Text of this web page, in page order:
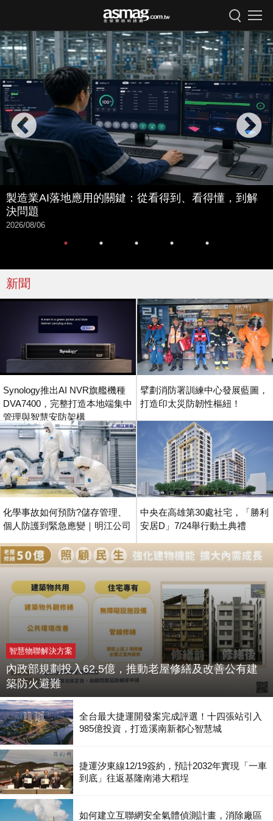
製造業AI落地應用的關鍵：從看得到、看得懂，到解
決問題
2026/08/06
新聞
Synology推出AI NVR旗艦機種
DVA7400，完整打造本地端集中
管理與智慧安防架構
擘劃消防署訓練中心發展藍圖，
打造印太災防韌性樞紐！
化學事故如何預防?儲存管理、
個人防護到緊急應變｜明江公司
中央在高雄第30處社宅，「勝利
安居D」7/24舉行動土典禮
智慧物聯解決方案
內政部規劃投入62.5億，推動老屋修繕及改善公有建
築防火避難
全台最大捷運開發案完成評選！十四張站引入
985億投資，打造溪南新都心智慧城
捷運汐東線12/19簽約，預計2032年實現「一車
到底」往返基隆南港大稻埕
如何建立互聯網安全氣體偵測計畫，消除廠區